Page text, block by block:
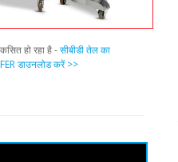
हो रहा है -सीबीडी तेल का
डाउनलोड करें >>